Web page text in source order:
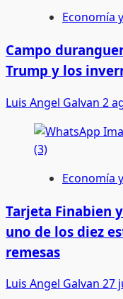
Economía
Campo
Trump y los
Luis Angel Galvan 2
Economía
Tarjeta Finabien
uno de los diez
remesas
Luis Angel Galvan 27